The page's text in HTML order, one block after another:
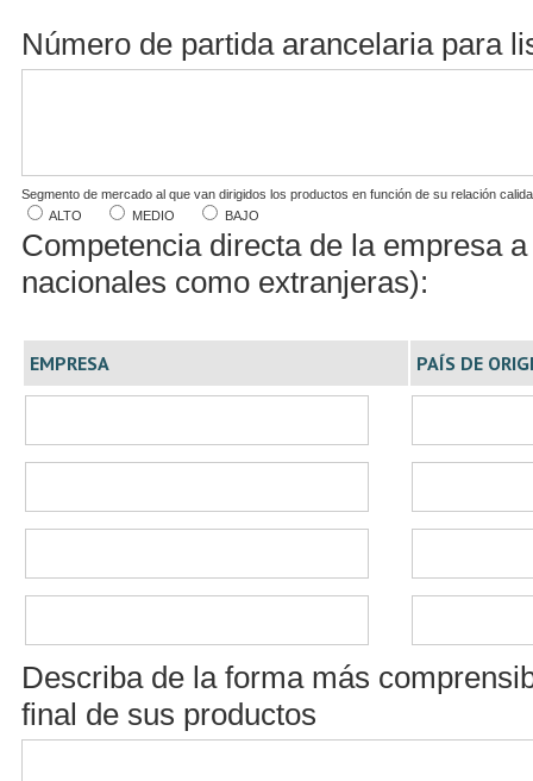
Número de partida arancelaria para
Segmento de mercado al que van dirigidos los productos en función de su relación
ALTO
MEDIO BAJO
Competencia directa de la empresa
nacionales como extranjeras):
EMPRESA PAÍS DE
Describa de la forma más
final de sus productos